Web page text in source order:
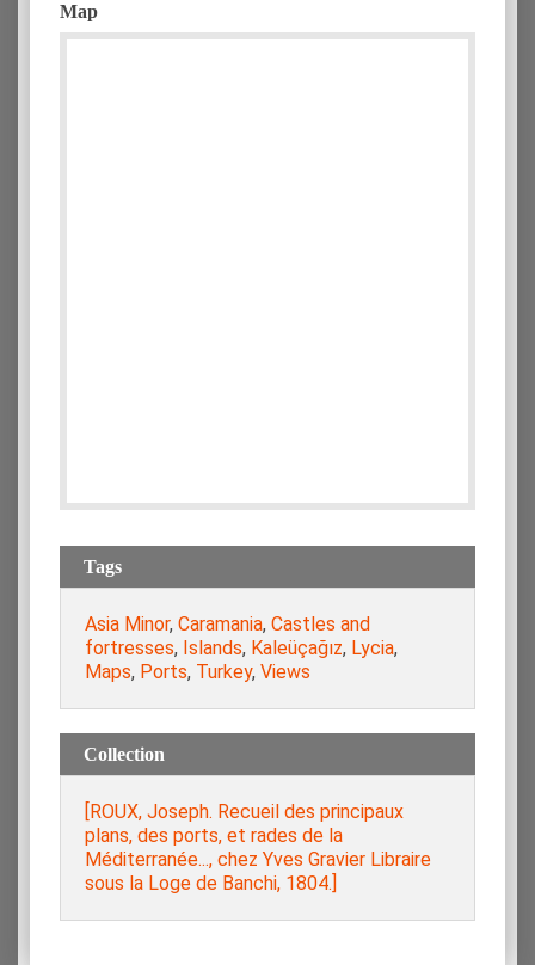
Map
Tags
Asia Minor, Caramania, Castles and
fortresses, Islands, Kaleüçağız, Lycia,
Maps, Ports, Turkey, Views
Collection
[ROUX, Joseph. Recueil des principaux
plans, des ports, et rades de la
Méditerranée..., chez Yves Gravier Libraire
sous la Loge de Banchi, 1804.]